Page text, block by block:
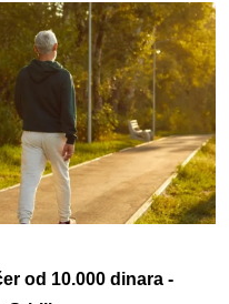
od 10.000 dinara -